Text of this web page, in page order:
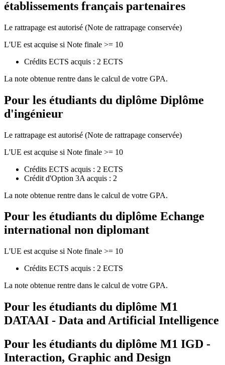
établissements français partenaires
Le rattrapage est autorisé (Note de rattrapage conservée)
L'UE est acquise si Note finale >= 10
Crédits ECTS acquis : 2 ECTS
La note obtenue rentre dans le calcul de votre GPA.
Pour les étudiants du diplôme Diplôme
d'ingénieur
Le rattrapage est autorisé (Note de rattrapage conservée)
L'UE est acquise si Note finale >= 10
Crédits ECTS acquis : 2 ECTS
Crédit d'Option 3A acquis : 2
La note obtenue rentre dans le calcul de votre GPA.
Pour les étudiants du diplôme Echange
international non diplomant
L'UE est acquise si Note finale >= 10
Crédits ECTS acquis : 2 ECTS
La note obtenue rentre dans le calcul de votre GPA.
Pour les étudiants du diplôme M1
DATAAI - Data and Artificial Intelligence
Pour les étudiants du diplôme M1 IGD -
Interaction, Graphic and Design